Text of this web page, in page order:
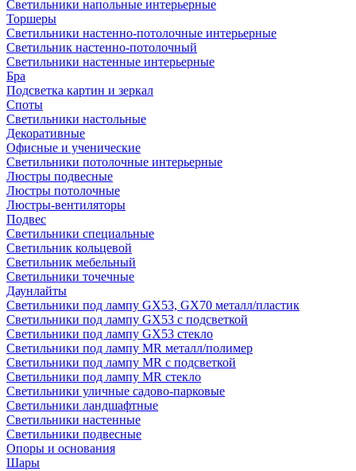
Светильники напольные интерьерные
Торшеры
Светильники настенно-потолочные интерьерные
Светильник настенно-потолочный
Светильники настенные интерьерные
Бра
Подсветка картин и зеркал
Споты
Светильники настольные
Декоративные
Офисные и ученические
Светильники потолочные интерьерные
Люстры подвесные
Люстры потолочные
Люстры-вентиляторы
Подвес
Светильники специальные
Светильник кольцевой
Светильник мебельный
Светильники точечные
Даунлайты
Светильники под лампу GX53, GX70 металл/пластик
Светильники под лампу GX53 с подсветкой
Светильники под лампу GX53 стекло
Светильники под лампу MR металл/полимер
Светильники под лампу MR с подсветкой
Светильники под лампу MR стекло
Светильники уличные садово-парковые
Светильники ландшафтные
Светильники настенные
Светильники подвесные
Опоры и основания
Шары